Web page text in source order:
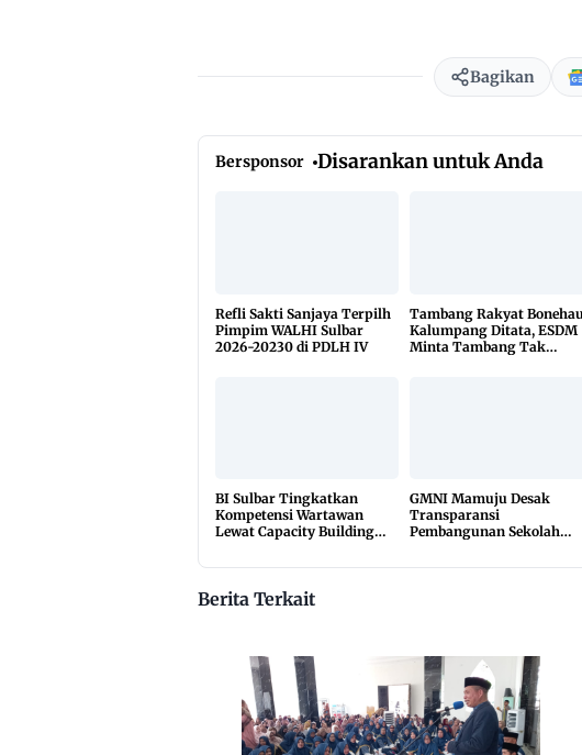
Bagikan
Bersponsor Disarankan untuk Anda
Refli Sakti Sanjaya Terpilh
Pimpim WALHI Sulbar
2026-20230 di PDLH IV
Tambang Rakyat
Kalumpang Ditata, ESDM
Minta Tambang Tak
BI Sulbar Tingkatkan
Kompetensi Wartawan
Lewat Capacity Building
GMNI Mamuju Desak
Transparansi
Pembangunan Sekolah
Material Dibuka
Berita Terkait